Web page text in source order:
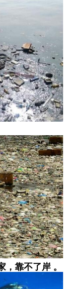
靠不了岸 。